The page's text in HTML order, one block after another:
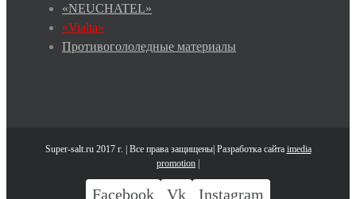
«NEUCHATEL»
«Vialtа»
Противогололедные материалы
Super-salt.ru 2017 г. | Все права защищены| Разработка сайта imedia
promotion |
Facebook Vk Instagram